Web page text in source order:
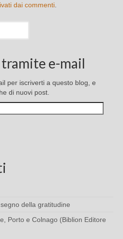
dai commenti
e-mail
per iscriverti a questo blog, e
di nuovi post.
della gratitudine
Porto e Colnago (Biblion Editore